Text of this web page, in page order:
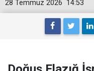
14:53
28 Temmuz 2026